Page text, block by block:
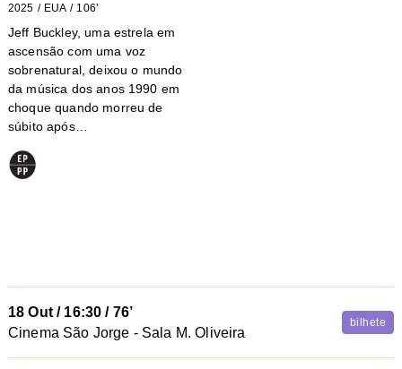
2025 EUA 106’
Jeff Buckley, uma estrela em
ascensão com uma voz
sobrenatural, deixou o mundo
da música dos anos 1990 em
choque quando morreu de
súbito após…
18 Out / 16:30 / 76’
Cinema São Jorge - Sala M. Oliveira
bilhete